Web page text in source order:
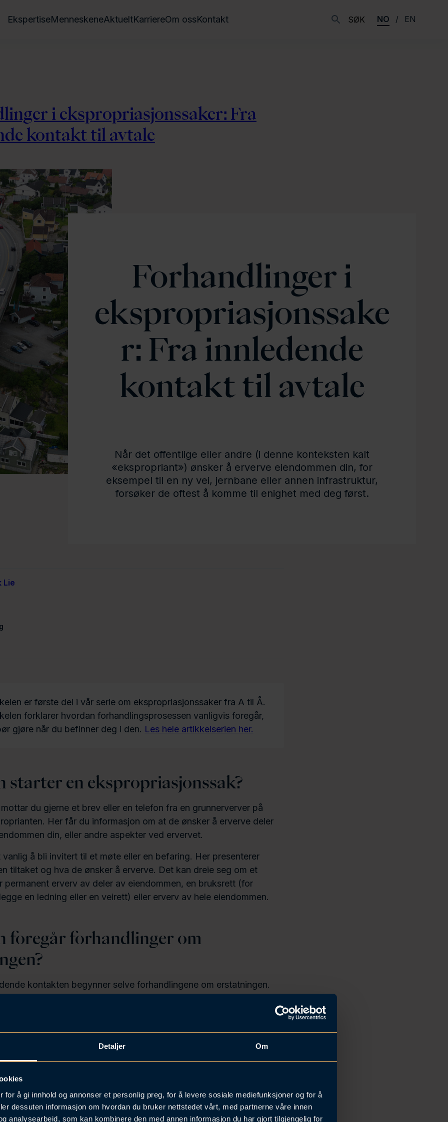
Detaljer Om
for å gi innhold og annonser et personlig preg, for å levere sosiale mediefunksjoner og for å
dessuten informasjon om hvordan du bruker nettstedet vårt, med partnerne våre innen
analysearbeid, som kan kombinere den med annen informasjon du har gjort tilgjengelig for
EkspertiseMenneskeneAktueltKarriereOm ossKontakt SØK NO EN
i ekspropriasjonssaker: Fra
kontakt til avtale
Forhandlinger i
ekspropriasjonssake
r: Fra innledende
kontakt til avtale
Når det offentlige eller andre (i denne konteksten kalt
«ekspropriant») ønsker å erverve eiendommen din, for
eksempel til en ny vei, jernbane eller annen infrastruktur,
forsøker de oftest å komme til enighet med deg først.
Lie
er første del i vår serie om ekspropriasjonssaker fra A til Å.
forklarer hvordan forhandlingsprosessen vanligvis foregår,
gjøre når du befinner deg i den. Les hele artikkelserien her.
starter en ekspropriasjonssak?
du gjerne et brev eller en telefon fra en grunnerverver på
Her får du informasjon om at de ønsker å erverve deler
din, eller andre aspekter ved ervervet.
vanlig å bli invitert til et møte eller en befaring. Her presenterer
tiltaket og hva de ønsker å erverve. Det kan dreie seg om et
permanent erverv av deler av eiendommen, en bruksrett (for
en ledning eller en veirett) eller erverv av hele eiendommen.
foregår forhandlinger om
kontakten begynner selve forhandlingene om erstatningen.
at det første tilbudet ikke er fasiten. Du har full rett til å
begrunnelse og komme med egne beregninger.